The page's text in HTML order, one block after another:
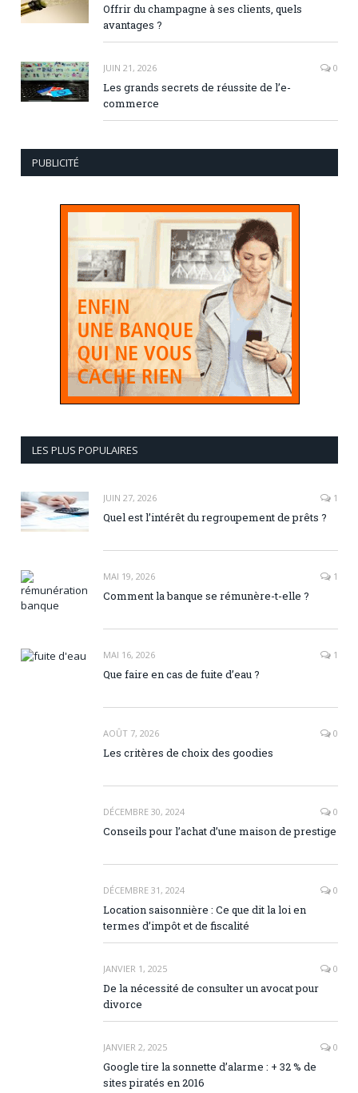
Offrir du champagne à ses clients, quels
avantages ?
JUIN 21, 2026 0
Les grands secrets de réussite de l’e-
commerce
PUBLICITÉ
LES PLUS POPULAIRES
JUIN 27, 2026 1
Quel est l’intérêt du regroupement de prêts ?
MAI 19, 2026 1
Comment la banque se rémunère-t-elle ?
MAI 16, 2026 1
Que faire en cas de fuite d’eau ?
AOÛT 7, 2026 0
Les critères de choix des goodies
DÉCEMBRE 30, 2024 0
Conseils pour l’achat d’une maison de prestige
DÉCEMBRE 31, 2024 0
Location saisonnière : Ce que dit la loi en
termes d’impôt et de fiscalité
JANVIER 1, 2025 0
De la nécessité de consulter un avocat pour
divorce
JANVIER 2, 2025 0
Google tire la sonnette d’alarme : + 32 % de
sites piratés en 2016